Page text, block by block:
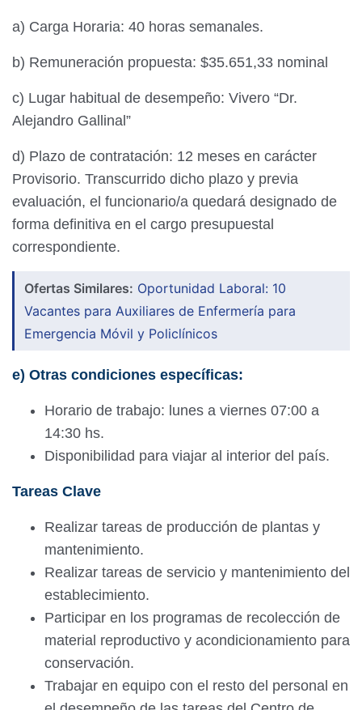
a) Carga Horaria: 40 horas semanales.
b) Remuneración propuesta: $35.651,33 nominal
c) Lugar habitual de desempeño: Vivero “Dr.
Alejandro Gallinal”
d) Plazo de contratación: 12 meses en carácter
Provisorio. Transcurrido dicho plazo y previa
evaluación, el funcionario/a quedará designado de
forma definitiva en el cargo presupuestal
correspondiente.
Ofertas Similares: Oportunidad Laboral: 10
Vacantes para Auxiliares de Enfermería para
Emergencia Móvil y Policlínicos
e) Otras condiciones específicas:
Horario de trabajo: lunes a viernes 07:00 a
14:30 hs.
Disponibilidad para viajar al interior del país.
Tareas Clave
Realizar tareas de producción de plantas y
mantenimiento.
Realizar tareas de servicio y mantenimiento del
establecimiento.
Participar en los programas de recolección de
material reproductivo y acondicionamiento para
conservación.
Trabajar en equipo con el resto del personal en